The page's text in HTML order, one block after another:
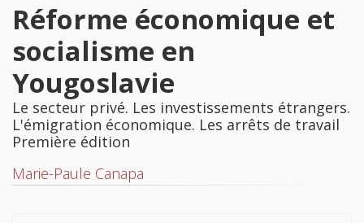
Réforme économique et
socialisme en
Yougoslavie
Le secteur privé. Les investissements étrangers.
L'émigration économique. Les arrêts de travail
Première édition
Marie-Paule Canapa